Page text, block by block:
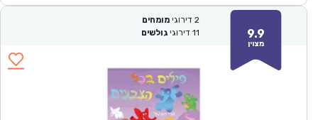
9.9
מצוין
2 דירוגי מומחים
11 דירוגי גולשים